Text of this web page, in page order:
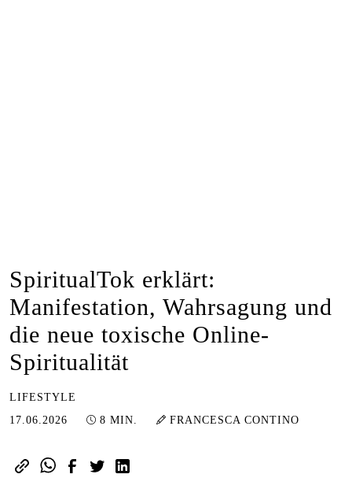
SpiritualTok erklärt:
Manifestation, Wahrsagung und
die neue toxische Online-
Spiritualität
LIFESTYLE
17.06.2026 21.06.2026
8 MIN. FRANCESCA CONTINO